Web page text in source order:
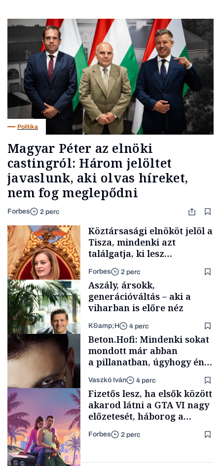
Politika
Magyar Péter az elnöki
castingról: Három jelöltet
javaslunk, aki olvas híreket,
nem fog meglepődni
Forbes 2 perc
Politika
Köztársasági elnököt jelöl a
Tisza, mindenki azt
találgatja, ki lesz
szombaton a befutó –
soroljuk az eddig felmerült
neveket
Forbes 2 perc
TÁMOGATÓI
Aszály, ársokk,
generációváltás – aki a
viharban is előre néz
K&amp;H 4 perc
Forbes-sztori
Beton.Hofi: Mindenki sokat
mondott már abban
a pillanatban, úgyhogy én
a legsarkosabb
gondolataimat akartam
kimondani
Vaszkó Iván 4 perc
Fizetős lesz, ha elsők között
akarod látni a GTA VI nagy
előzetesét, háborog a
gamer közösség
Forbes 2 perc